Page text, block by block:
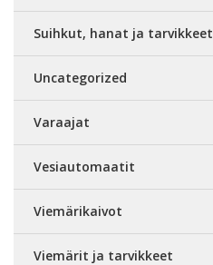
Suihkut, hanat ja tarvikkeet
Uncategorized
Varaajat
Vesiautomaatit
Viemärikaivot
Viemärit ja tarvikkeet